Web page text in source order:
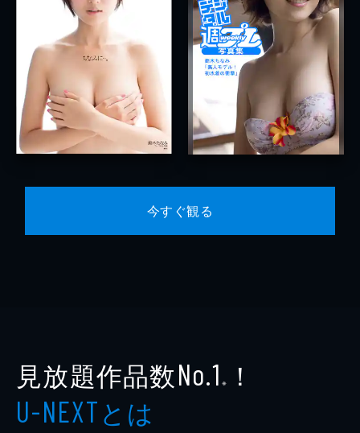
今すぐ観る
見放題作品数No.1 ※ ！
U-NEXTとは